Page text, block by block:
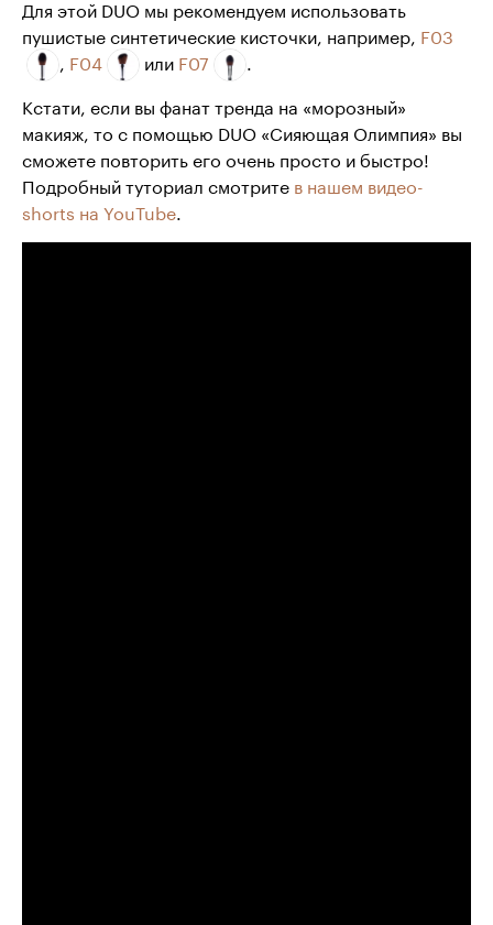
Для этой DUO мы рекомендуем использовать
пушистые синтетические кисточки, например, F03
, F04 или F07
.
Кстати, если вы фанат тренда на «морозный»
макияж, то с помощью DUO «Сияющая Олимпия» вы
сможете повторить его очень просто и быстро!
Подробный туториал смотрите в нашем видео-
shorts на YouTube.